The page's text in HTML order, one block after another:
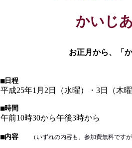
かいじ
お正月から、「
■日程
平成25年1月2日（水曜）・3日（木
■時間
午前10時30から午後3時から
■内容 （いずれの内容も、参加費無料ですが